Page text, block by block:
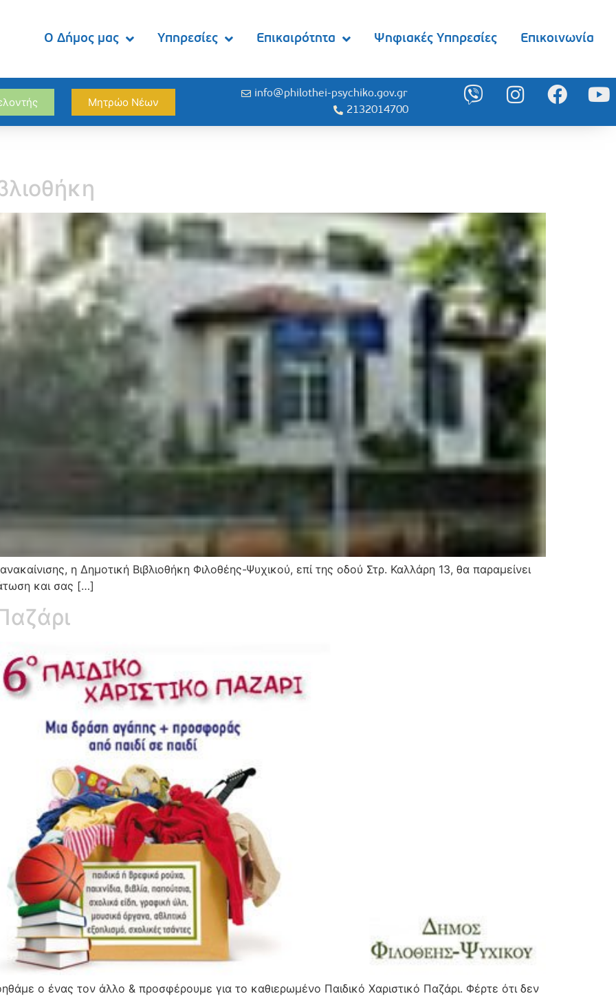
Ο Δήμος μας Υπηρεσίες Επικαιρότητα Ψηφιακές Υπηρεσίες Επικοινωνία
Μητρώο Νέων
info@philothei-psychiko.gov.gr
2132014700
η Δημοτική Βιβλιοθήκη Φιλοθέης-Ψυχικού, επί της οδού Στρ. Καλλάρη 13, θα παραμείνει
και σας […]
ο ένας τον άλλο & προσφέρουμε για το καθιερωμένο Παιδικό Χαριστικό Παζάρι. Φέρτε ότι δεν